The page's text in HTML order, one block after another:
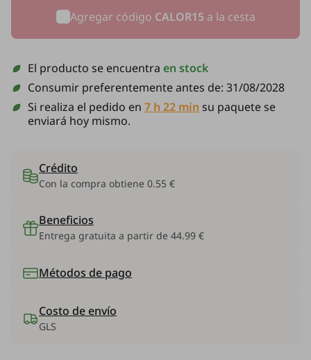
Agregar código CALOR15 a la cesta
El producto se encuentra en stock
Consumir preferentemente antes de: 31/08/2028
Si realiza el pedido en 7 h 22 min su paquete se
enviará hoy mismo.
Crédito
Con la compra obtiene 0.55 €
Beneficios
Entrega gratuita a partir de 44.99 €
Métodos de pago
Costo de envío
GLS